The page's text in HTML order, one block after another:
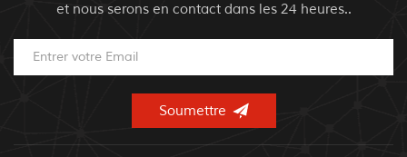
et nous serons en contact dans les 24 heures..